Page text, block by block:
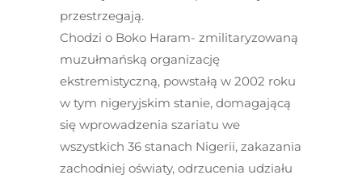
przestrzegają.
Chodzi o Boko Haram- zmilitaryzowaną
muzułmańską organizację
ekstremistyczną, powstałą w 2002 roku
w tym nigeryjskim stanie, domagającą
się wprowadzenia szariatu we
wszystkich 36 stanach Nigerii, zakazania
zachodniej oświaty, odrzucenia udziału